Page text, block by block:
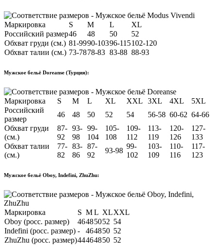
Маркировка S M L
XL
Российский размер46 48 50
52
Обхват груди (см.) 81-9990-10396-115102-120
Обхват талии (см.) 73-7878-83 83-88 88-93
Мужское бельё Doreanse (Турция):
Маркировка S M L XL XXL 3XL 4XL
5XL
Российский
размер
46 48 50 52 54 56-58 60-62 64-66
Обхват груди
(см.)
87-
92
93-
98
99-
104
105-
108
109-
112
113-
119
120-
126
127-
133
Обхват талии
(см.)
77-
82
83-
86
87-
92
93-98
99-
102
103-
109
110-
116
117-
123
Мужское бельё Oboy, Indefini, ZhuZhu:
Маркировка S ML XLXXL
Oboy (росс. размер)
46485052 54
Indefini (росс. размер) - 464850 52
ZhuZhu (росс. размер)44464850 52